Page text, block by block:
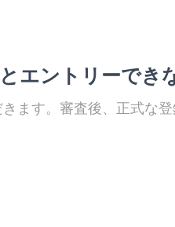
エントリーでき
ます。審査後、正式な